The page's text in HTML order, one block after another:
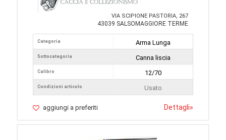
VIA SCIPIONE PASTORIA, 267
43039 SALSOMAGGIORE TERME
Categoria
Sottocategoria
Calibro
Condizioni articolo
Arma Lunga
Canna liscia
12/70
Usato
aggiungi a preferiti Dettagli»